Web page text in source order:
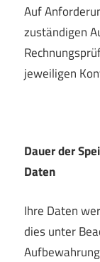
Auf
zuständigen
jeweiligen
Dauer der
Daten
Ihre Daten
dies unter